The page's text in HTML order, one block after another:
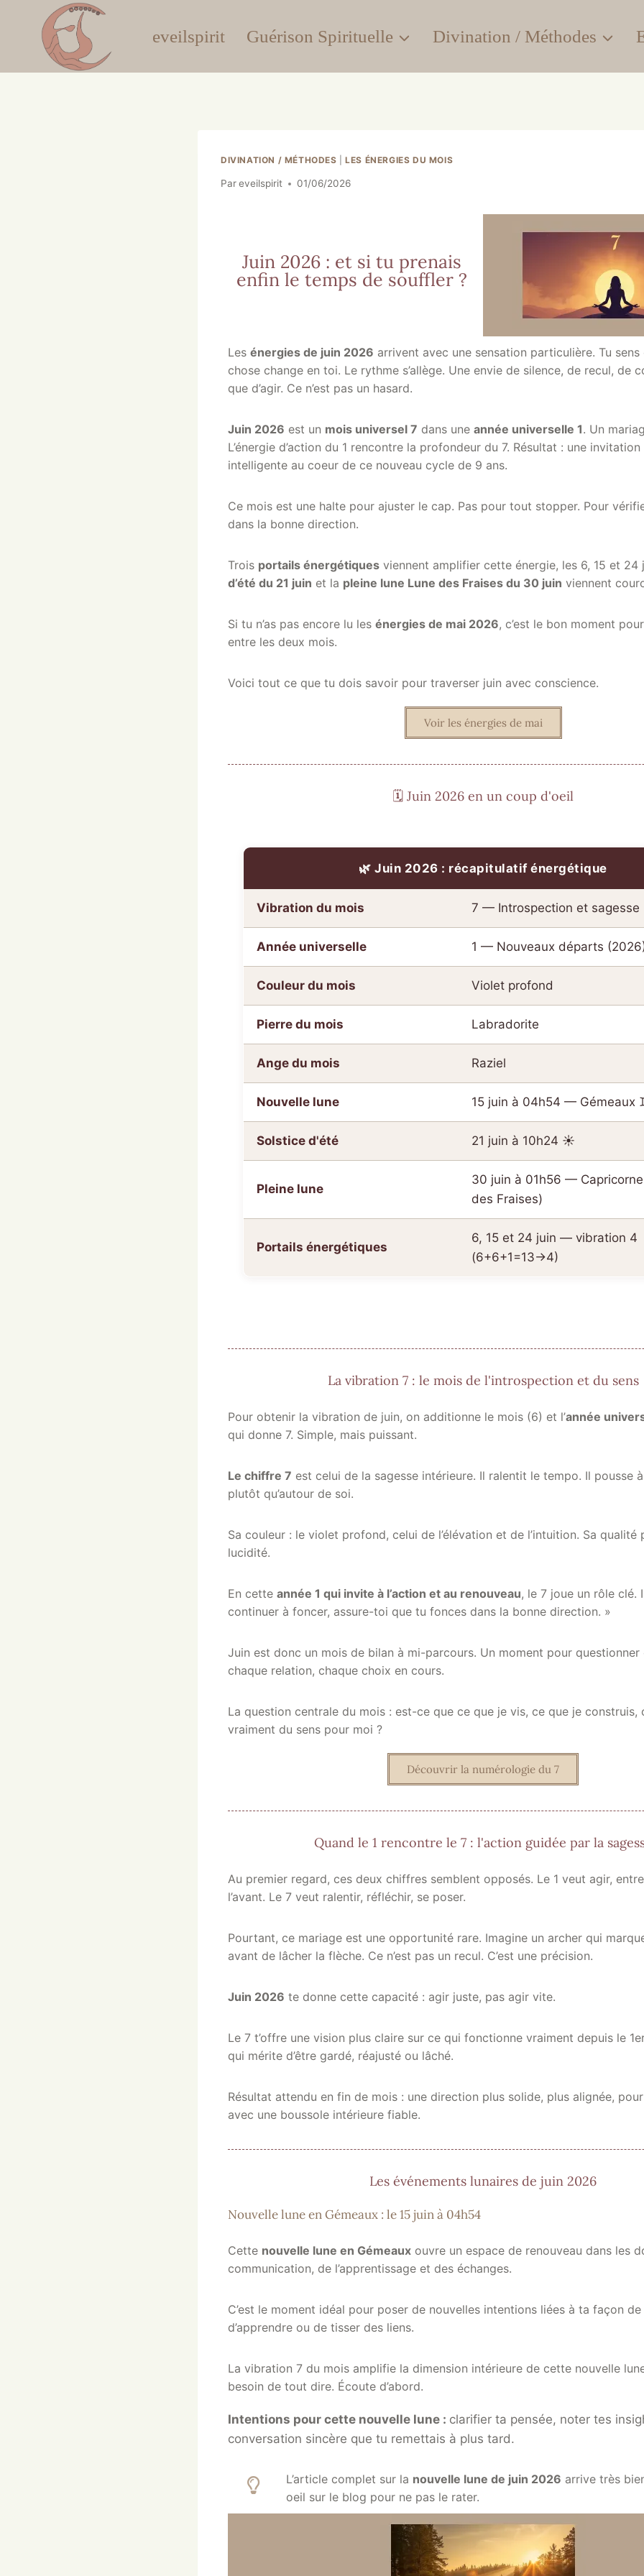
eveilspirit Guérison Spirituelle Divination / Méthodes
DIVINATION / MÉTHODES |LES ÉNERGIES DU MOIS
Pareveilspirit 01/06/2026
Juin 2026 : et si tu prenais
enfin le temps de souffler ?
Les énergies de juin 2026 arrivent avec une sensation particulière. Tu sens
chose change en toi. Le rythme s’allège. Une envie de silence, de recul, de
que d’agir. Ce n’est pas un hasard.
Juin 2026 est un mois universel 7 dans une année universelle 1. Un
L’énergie d’action du 1 rencontre la profondeur du 7. Résultat : une
intelligente au coeur de ce nouveau cycle de 9 ans.
Ce mois est une halte pour ajuster le cap. Pas pour tout stopper. Pour
dans la bonne direction.
Trois portails énergétiques viennent amplifier cette énergie, les 6, 15 et 24
d’été du 21 juin et la pleine lune Lune des Fraises du 30 juin viennent
Si tu n’as pas encore lu les énergies de mai 2026, c’est le bon moment
entre les deux mois.
Voici tout ce que tu dois savoir pour traverser juin avec conscience.
Voir les énergies de mai
🗓️ Juin 2026 en un coup d'oeil
🌿 Juin 2026 : récapitulatif énergétique
Vibration du mois 7 — Introspection et sagesse
Année universelle 1 — Nouveaux départs
Couleur du mois Violet profond
Pierre du mois Labradorite
Ange du mois Raziel
Nouvelle lune 15 juin à 04h54 — Gémeaux
Solstice d'été 21 juin à 10h24 ☀️
Pleine lune
30 juin à 01h56 — Capricorne
des Fraises)
Portails énergétiques
6, 15 et 24 juin — vibration 4
(6+6+1=13→4)
La vibration 7 : le mois de l'introspection et du sens
Pour obtenir la vibration de juin, on additionne le mois (6) et l’année
qui donne 7. Simple, mais puissant.
Le chiffre 7 est celui de la sagesse intérieure. Il ralentit le tempo. Il pousse
plutôt qu’autour de soi.
Sa couleur : le violet profond, celui de l’élévation et de l’intuition. Sa qualité
lucidité.
En cette année 1 qui invite à l’action et au renouveau, le 7 joue un rôle clé.
continuer à foncer, assure-toi que tu fonces dans la bonne direction. »
Juin est donc un mois de bilan à mi-parcours. Un moment pour
chaque relation, chaque choix en cours.
La question centrale du mois : est-ce que ce que je vis, ce que je construis,
vraiment du sens pour moi ?
Découvrir la numérologie du 7
Quand le 1 rencontre le 7 : l'action guidée par la
Au premier regard, ces deux chiffres semblent opposés. Le 1 veut agir,
l’avant. Le 7 veut ralentir, réfléchir, se poser.
Pourtant, ce mariage est une opportunité rare. Imagine un archer qui
avant de lâcher la flèche. Ce n’est pas un recul. C’est une précision.
Juin 2026 te donne cette capacité : agir juste, pas agir vite.
Le 7 t’offre une vision plus claire sur ce qui fonctionne vraiment depuis le
qui mérite d’être gardé, réajusté ou lâché.
Résultat attendu en fin de mois : une direction plus solide, plus alignée,
avec une boussole intérieure fiable.
Les événements lunaires de juin 2026
Nouvelle lune en Gémeaux : le 15 juin à 04h54
Cette nouvelle lune en Gémeaux ouvre un espace de renouveau dans les
communication, de l’apprentissage et des échanges.
C’est le moment idéal pour poser de nouvelles intentions liées à ta façon de
d’apprendre ou de tisser des liens.
La vibration 7 du mois amplifie la dimension intérieure de cette nouvelle
besoin de tout dire. Écoute d’abord.
Intentions pour cette nouvelle lune : clarifier ta pensée, noter tes
conversation sincère que tu remettais à plus tard.
L’article complet sur la nouvelle lune de juin 2026 arrive très
oeil sur le blog pour ne pas le rater.